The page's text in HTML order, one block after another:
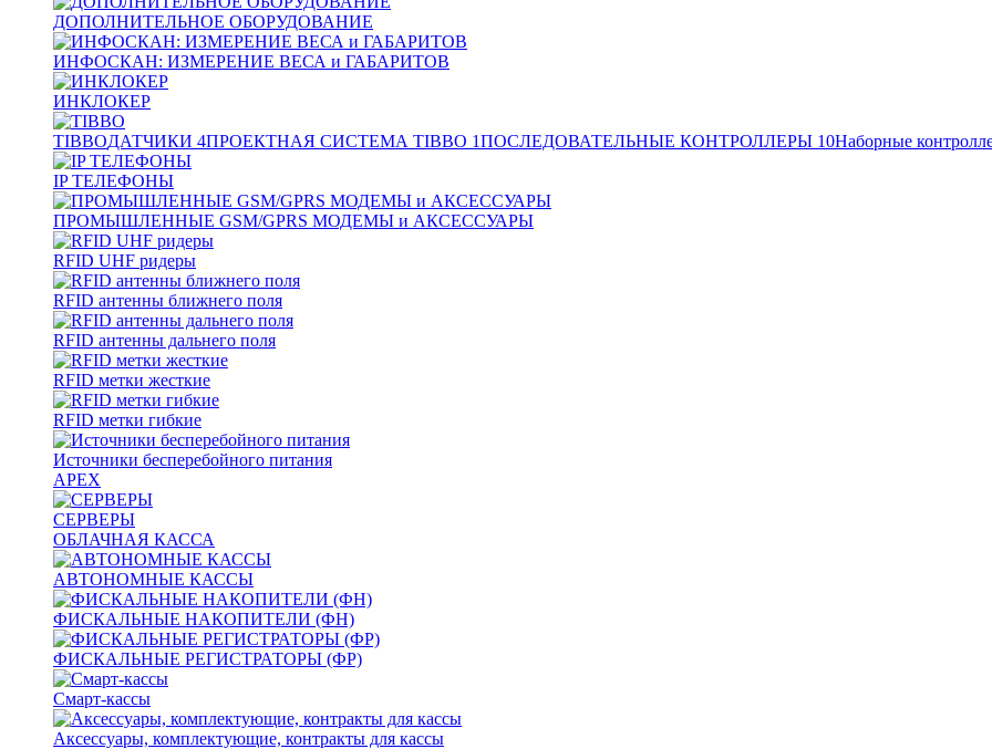
ДОПОЛНИТЕЛЬНОЕ ОБОРУДОВАНИЕ
ИНФОСКАН: ИЗМЕРЕНИЕ ВЕСА и ГАБАРИТОВ
ИНКЛОКЕР
TIBBOДАТЧИКИ 4ПРОЕКТНАЯ СИСТЕМА TIBBO 1ПОСЛЕДОВАТЕЛЬНЫЕ КОНТРОЛЛЕРЫ 10Наборные
IP ТЕЛЕФОНЫ
ПРОМЫШЛЕННЫЕ GSM/GPRS МОДЕМЫ и АКСЕССУАРЫ
RFID UHF ридеры
RFID антенны ближнего поля
RFID антенны дальнего поля
RFID метки жесткие
RFID метки гибкие
Источники бесперебойного питания
APEX
СЕРВЕРЫ
ОБЛАЧНАЯ КАССА
АВТОНОМНЫЕ КАССЫ
ФИСКАЛЬНЫЕ НАКОПИТЕЛИ (ФН)
ФИСКАЛЬНЫЕ РЕГИСТРАТОРЫ (ФР)
Смарт-кассы
Аксессуары, комплектующие, контракты для кассы